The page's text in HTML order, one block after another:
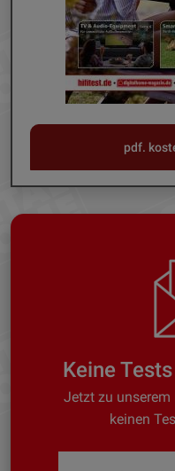
pdf.
Keine
Jetzt zu unserem
keinen